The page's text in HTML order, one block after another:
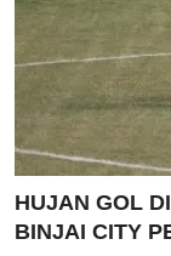
HUJAN GOL
BINJAI CITY